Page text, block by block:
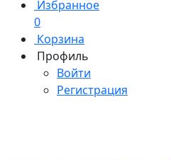
Избранное
0
Корзина
Профиль
Войти
Регистрация